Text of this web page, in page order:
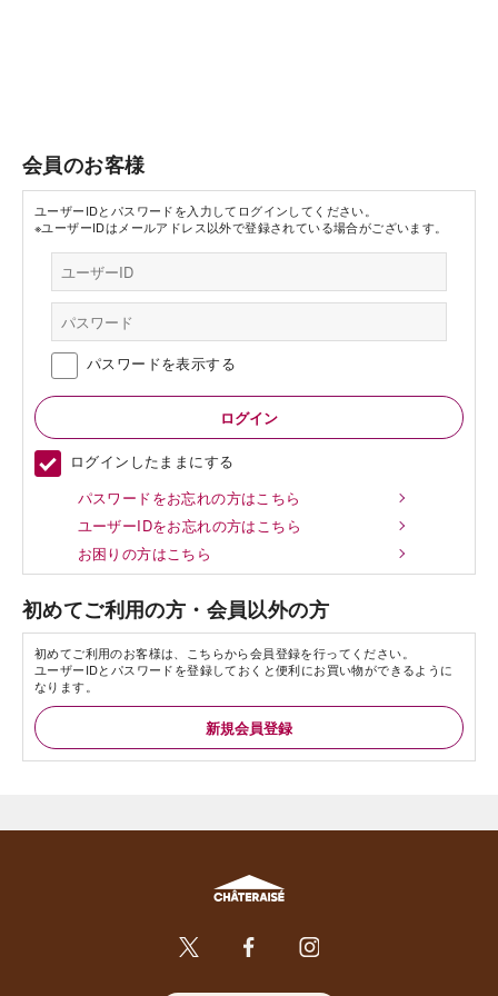
会員のお客様
ユーザーIDとパスワードを入力してログインしてください。
※ユーザーIDはメールアドレス以外で登録されている場合がございます。
パスワードを表示する
ログインしたままにする
パスワードをお忘れの方はこちら
ユーザーIDをお忘れの方はこちら
お困りの方はこちら
初めてご利用の方・会員以外の方
初めてご利用のお客様は、こちらから会員登録を行ってください。
ユーザーIDとパスワードを登録しておくと便利にお買い物ができるように
なります。